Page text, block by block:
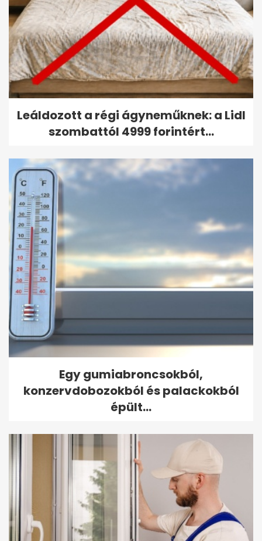
Leáldozott a régi ágyneműknek: a Lidl
szombattól 4999 forintért...
Egy gumiabroncsokból,
konzervdobozokból és palackokból
épült...